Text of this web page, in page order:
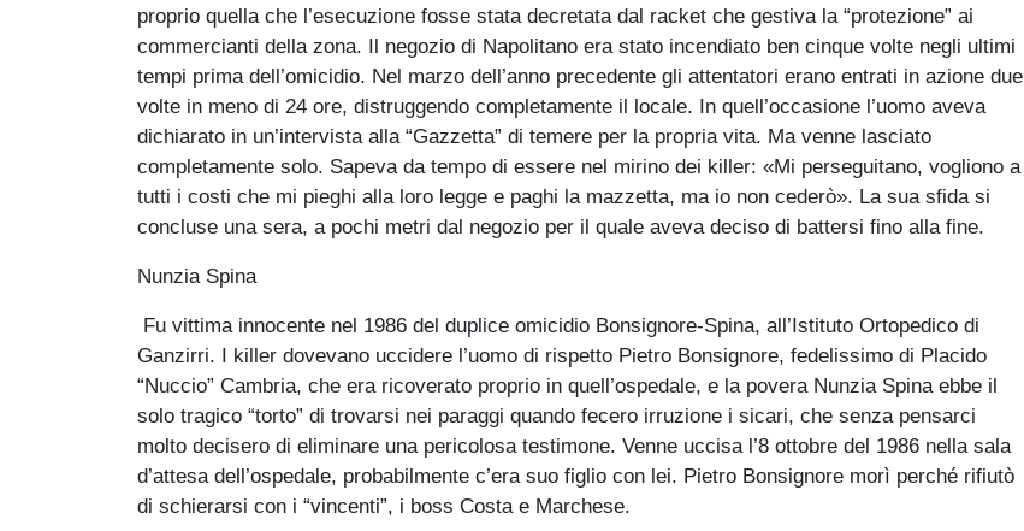
proprio quella che l’esecuzione fosse stata decretata dal racket che gestiva la “protezione” ai
commercianti della zona. Il negozio di Napolitano era stato incendiato ben cinque volte negli ultimi
tempi prima dell’omicidio. Nel marzo dell’anno precedente gli attentatori erano entrati in azione due
volte in meno di 24 ore, distruggendo completamente il locale. In quell’occasione l’uomo aveva
dichiarato in un’intervista alla “Gazzetta” di temere per la propria vita. Ma venne lasciato
completamente solo. Sapeva da tempo di essere nel mirino dei killer: «Mi perseguitano, vogliono a
tutti i costi che mi pieghi alla loro legge e paghi la mazzetta, ma io non cederò». La sua sfida si
concluse una sera, a pochi metri dal negozio per il quale aveva deciso di battersi fino alla fine.
Nunzia Spina
Fu vittima innocente nel 1986 del duplice omicidio Bonsignore-Spina, all’Istituto Ortopedico di
Ganzirri. I killer dovevano uccidere l’uomo di rispetto Pietro Bonsignore, fedelissimo di Placido
“Nuccio” Cambria, che era ricoverato proprio in quell’ospedale, e la povera Nunzia Spina ebbe il
solo tragico “torto” di trovarsi nei paraggi quando fecero irruzione i sicari, che senza pensarci
molto decisero di eliminare una pericolosa testimone. Venne uccisa l’8 ottobre del 1986 nella sala
d’attesa dell’ospedale, probabilmente c’era suo figlio con lei. Pietro Bonsignore morì perché rifiutò
di schierarsi con i “vincenti”, i boss Costa e Marchese.